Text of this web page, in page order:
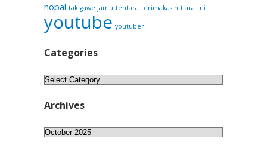
nopal tak gawe jamu tentara terimakasih tiara tni
youtube youtuber
Categories
Categories
Archives
Archives